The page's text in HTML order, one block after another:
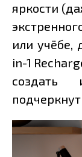
яркости
или учёбе,
in-1
создать